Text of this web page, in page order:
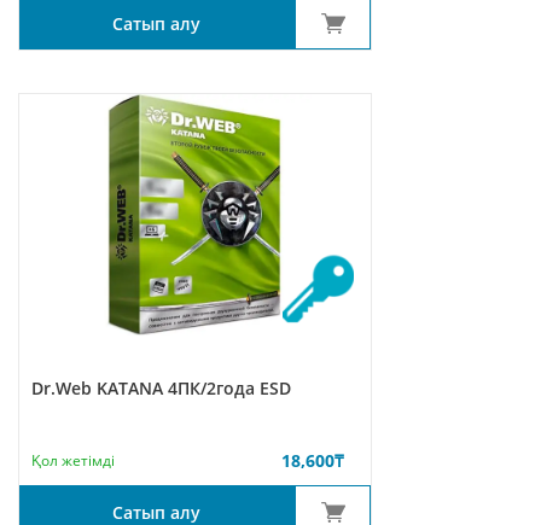
Сатып алу
Dr.Web KATANA 4ПК/2года ESD
Қол жетімді 18,600₸
Сатып алу